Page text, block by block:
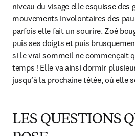
niveau du visage elle esquisse des
mouvements involontaires des
parfois elle fait un sourire. Zoé
puis ses doigts et puis
si le vrai sommeil ne commençait
temps ! Elle va ainsi dormir
jusqu’à la prochaine tétée, où elle
LES QUESTIONS